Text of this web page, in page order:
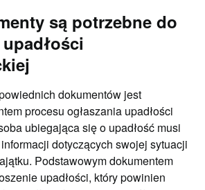
są potrzebne do
dokumentów jest
procesu ogłaszania upadłości
ubiegająca się o upadłość musi
dotyczących swojej sytuacji
Podstawowym dokumentem
upadłości, który powinien